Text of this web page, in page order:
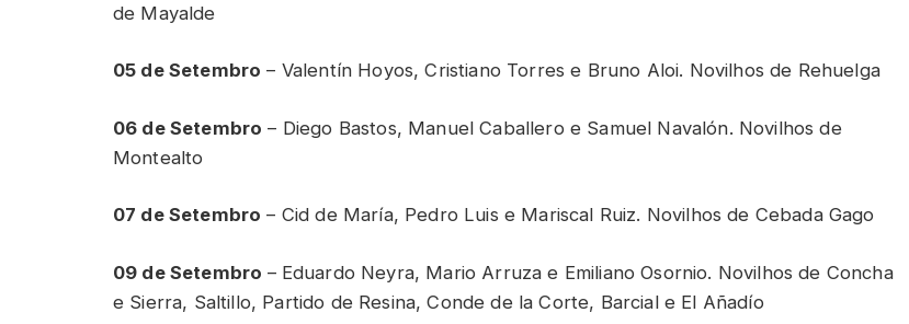
de Mayalde
05 de Setembro – Valentín Hoyos, Cristiano Torres e Bruno Aloi. Novilhos de Rehuelga
06 de Setembro – Diego Bastos, Manuel Caballero e Samuel Navalón. Novilhos de
Montealto
07 de Setembro – Cid de María, Pedro Luis e Mariscal Ruiz. Novilhos de Cebada Gago
09 de Setembro – Eduardo Neyra, Mario Arruza e Emiliano Osornio. Novilhos de Concha
e Sierra, Saltillo, Partido de Resina, Conde de la Corte, Barcial e El Añadío